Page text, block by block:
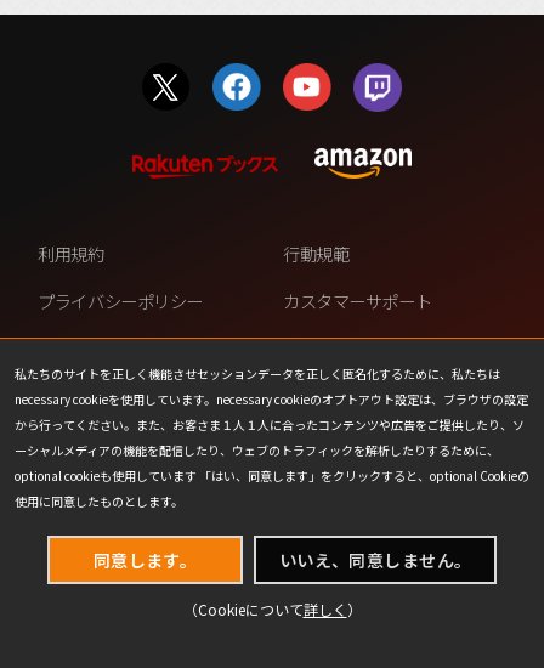
私たちのサイトを正しく機能させセッションデータを正しく匿名化するために、私たちは
necessary cookieを使用しています。necessary cookieのオプトアウト設定は、ブラウザの設定
から行ってください。また、お客さま１人１人に合ったコンテンツや広告をご提供したり、ソ
ーシャルメディアの機能を配信したり、ウェブのトラフィックを解析したりするために、
optional cookieも使用しています 「はい、同意します」をクリックすると、optional Cookieの
使用に同意したものとします。
同意します。 いいえ、同意しません。
（Cookieについて詳しく ）
利用規約
行動規範
プライバシーポリシー
カスタマーサポート
ファンコンテンツ・ポリシー
個人情報の販売や共有を許可し
ない
COOKIE
プレスリリース
会社情報
お問い合わせ